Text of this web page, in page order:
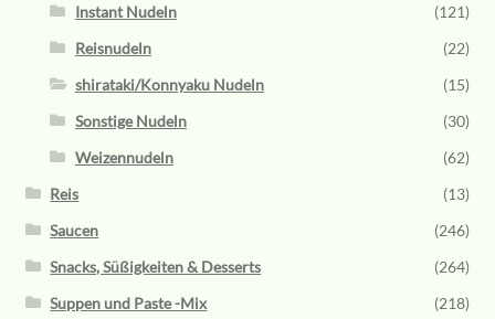
Instant Nudeln
(121)
Reisnudeln
(22)
shirataki/Konnyaku Nudeln
(15)
Sonstige Nudeln
(30)
Weizennudeln
(62)
Reis
(13)
Saucen
(246)
Snacks, Süßigkeiten & Desserts
(264)
Suppen und Paste -Mix
(218)